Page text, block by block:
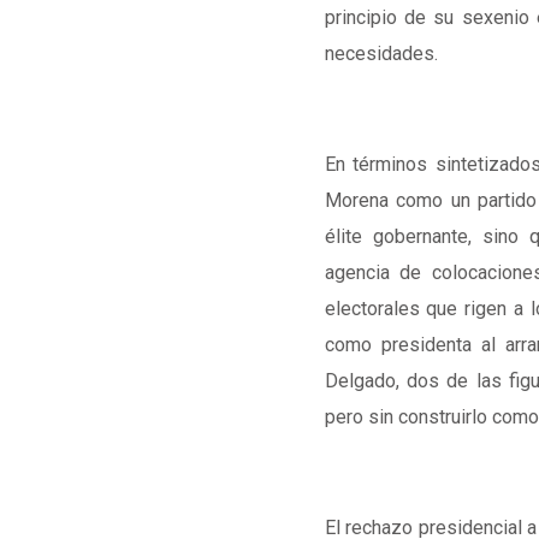
principio de su
necesidades.
En términos
Morena como un
élite gobernante, sino
agencia de
electorales que rigen a
como presidenta al
Delgado, dos de las
pero sin construirlo
El rechazo presidencial